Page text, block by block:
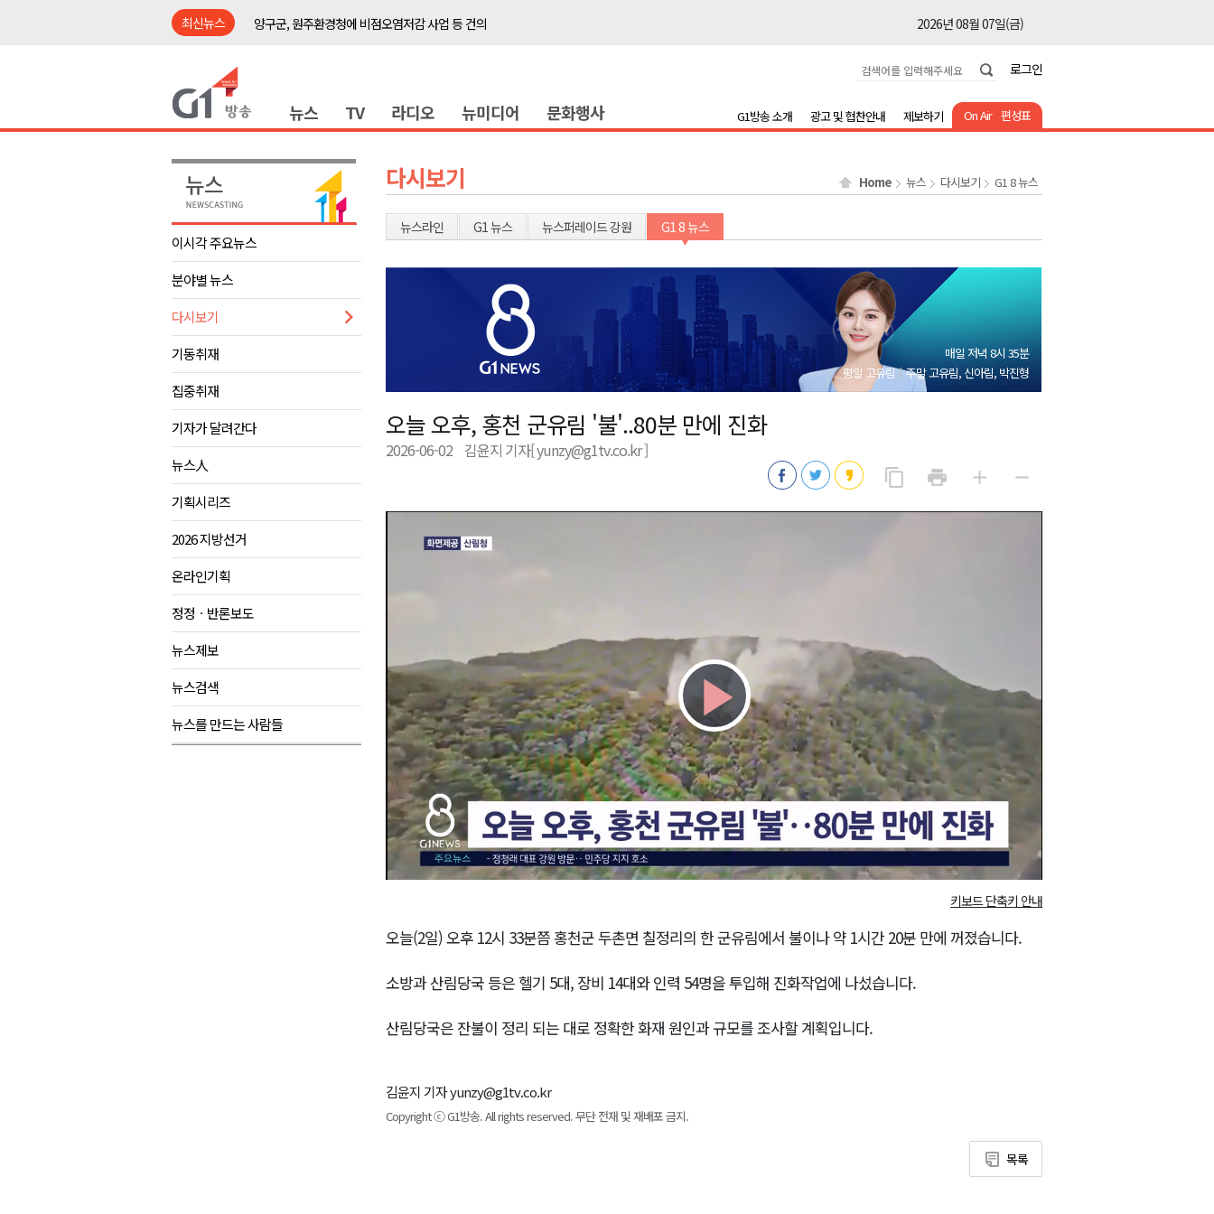
최신뉴스
양구군, 원주환경청에 비점오염저감 사업 등 건의
2026년 08월 07일(금)
2026년 08월 07일(금)
원주시, 하반기 중소기업육성자금 지원 접수
2026년 08월 07일(금)
태백시, 28~29일 제5회 황부자 며느리 축제
오늘 극한폭염 계속..낮 최고 ‘영상 38도’
2026년 08월 07일(금)
썩고, 무르고..농산물 피해 속출
2026년 08월 07일(금)
양구군, 원주환경청에 비점오염저감 사업 등 건의
2026년 08월 07일(금)
<강원랜드> 관광객이 인구 3배..싱가포르 복합리조트
2026년 08월 07일(금)
<강원랜드> 마카오 카지노 "복합리조트로 진화 중"
2026년 08월 07일(금)
강원도립대학교, 하반기 평생교육원 수강생 모집
태백시, 28~29일 제5회 황부자 며느리 축제
오늘 극한폭염 계속..낮 최고 ‘영상 38도’
2026년 08월 07일(금)
썩고, 무르고..농산물 피해 속출
2026년 08월 07일(금)
로그인
뉴스 TV 라디오 뉴미디어 문화행사 On Air 편성표
G1방송 소개 광고 및 협찬안내 제보하기
이시각 주요뉴스
분야별 뉴스
다시보기
기동취재
집중취재
기자가 달려간다
뉴스人
기획시리즈
2026 지방선거
온라인기획
정정ㆍ반론보도
뉴스제보
뉴스검색
뉴스를 만드는 사람들
다시보기 Home 뉴스 다시보기 G1 8 뉴스
뉴스라인 G1 뉴스 뉴스퍼레이드 강원 G1 8 뉴스
매일 저녁 8시 35분
평일 고유림
주말 고유림, 신아림, 박진형
오늘 오후, 홍천 군유림 '불'..80분 만에 진화
2026-06-02 김윤지 기자[ yunzy@g1tv.co.kr ]
content_copy
사
print add
게
remove
게
Play
Video
키보드 단축키 안내
오늘(2일) 오후 12시 33분쯤 홍천군 두촌면 칠정리의 한 군유림에서 불이나 약 1시간 20분 만에 꺼졌습니다.
소방과 산림당국 등은 헬기 5대, 장비 14대와 인력 54명을 투입해 진화작업에 나섰습니다.
산림당국은 잔불이 정리 되는 대로 정확한 화재 원인과 규모를 조사할 계획입니다.
김윤지 기자 yunzy@g1tv.co.kr
Copyright ⓒ G1방송. All rights reserved. 무단 전재 및 재배포 금지.
목록